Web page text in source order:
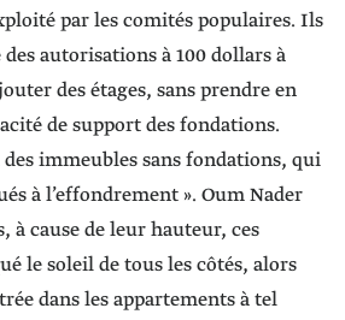
par les comités populaires. Ils
autorisations à 100 dollars à
des étages, sans prendre en
de support des fondations.
immeubles sans fondations, qui
à l’effondrement ». Oum Nader
à cause de leur hauteur, ces
le soleil de tous les côtés, alors
dans les appartements à tel